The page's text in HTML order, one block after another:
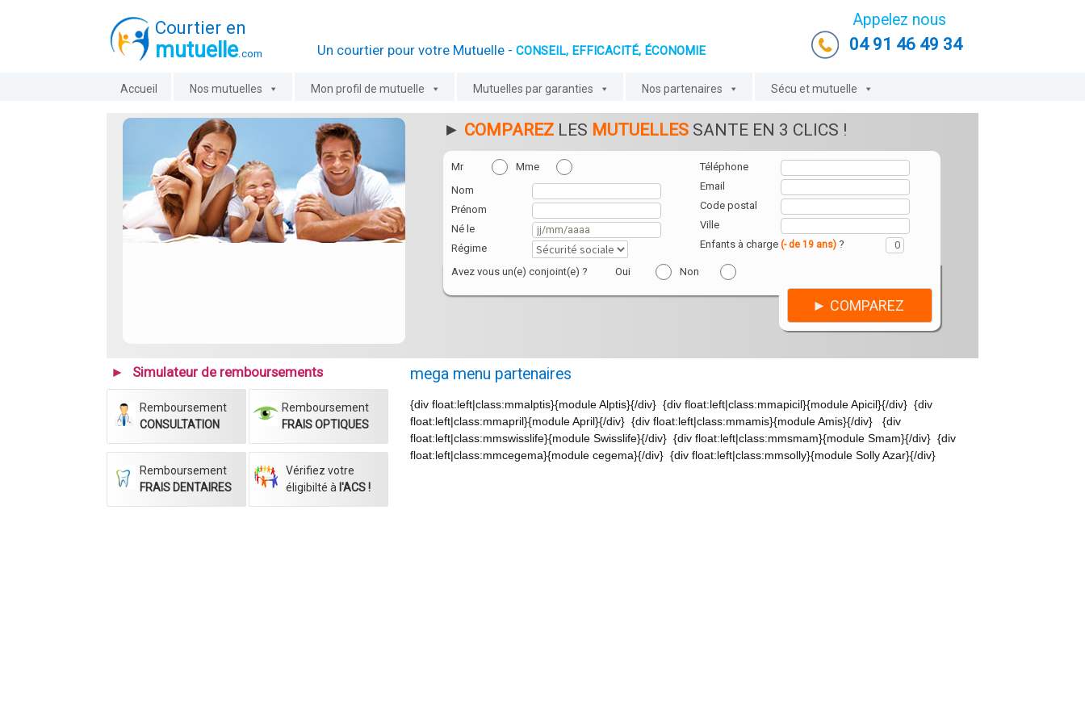
Courtier en
mutuelle.com Un courtier pour votre Mutuelle - CONSEIL, EFFICACITÉ, ÉCONOMIE
Appelez nous
04 91 46 49 34
Accueil Nos mutuelles Mon profil de mutuelle Mutuelles par garanties Nos partenaires Sécu et mutuelle
► COMPAREZ LES MUTUELLES SANTE EN 3 CLICS !
Mr
Mme
Nom
Prénom
Né le
Régime
Téléphone
Email
Code postal
Ville
Enfants à charge (- de 19 ans) ?
Avez vous un(e) conjoint(e) ? Oui Non
Simulateur de remboursements
Remboursement
CONSULTATION
Remboursement
FRAIS OPTIQUES
Remboursement
FRAIS DENTAIRES
Vérifiez votre
éligibilté à l'ACS !
mega menu partenaires
{div float:left|class:mmalptis}{module Alptis}{/div} {div float:left|class:mmapicil}{module Apicil}{/div} {div
float:left|class:mmapril}{module April}{/div} {div float:left|class:mmamis}{module Amis}{/div} {div
float:left|class:mmswisslife}{module Swisslife}{/div} {div float:left|class:mmsmam}{module Smam}{/div} {div
float:left|class:mmcegema}{module cegema}{/div} {div float:left|class:mmsolly}{module Solly Azar}{/div}